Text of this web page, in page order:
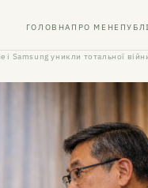
ГОЛОВНА ПРО МЕНЕ
і Samsung уникли тотальної